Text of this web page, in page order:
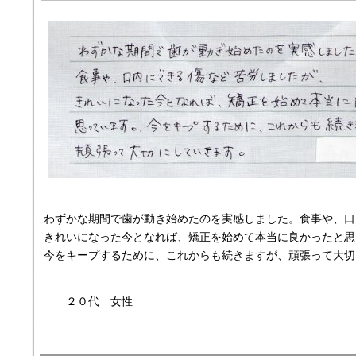
わずかな期間で歯が動き始めたのを実感しました。食事や、
きれいになった今となれば、矯正を始めて本当に良かったと
今をキープするために、これからも続きますが、頑張って大
２０代 女性